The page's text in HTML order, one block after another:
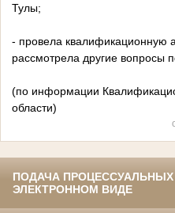
Тулы;
- провела квалификационную
рассмотрела другие вопросы
(по информации
области)
ПОДАЧА
ЭЛЕКТРОННОМ ВИДЕ